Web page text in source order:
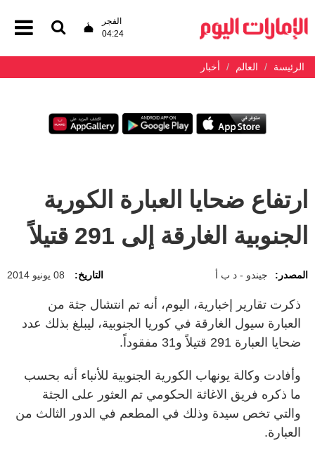
الفجر
04:24
الرئيسة العالم أخبار
ارتفاع ضحايا العبارة الكورية
الجنوبية الغارقة إلى 291 قتيلاً
المصدر: جيندو - د ب أ التاريخ: 08 يونيو 2014
ذكرت تقارير إخبارية، اليوم، أنه تم انتشال جثة من
العبارة سيول الغارقة في كوريا الجنوبية، ليبلغ بذلك عدد
ضحايا العبارة 291 قتيلاً و31 مفقوداً.
وأفادت وكالة يونهاب الكورية الجنوبية للأنباء أنه بحسب
ما ذكره فريق الاغاثة الحكومي تم العثور على الجثة
والتي تخص سيدة وذلك في المطعم في الدور الثالث من
العبارة.